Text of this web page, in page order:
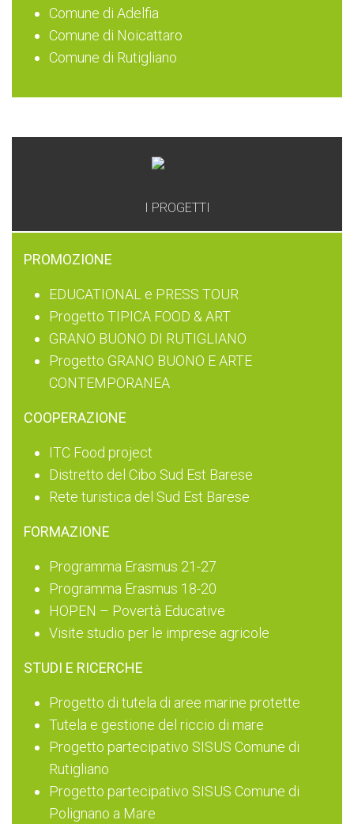
Comune di Adelfia
Comune di Noicattaro
Comune di Rutigliano
I PROGETTI
PROMOZIONE
EDUCATIONAL e PRESS TOUR
Progetto TIPICA FOOD & ART
GRANO BUONO DI RUTIGLIANO
Progetto GRANO BUONO E ARTE
CONTEMPORANEA
COOPERAZIONE
ITC Food project
Distretto del Cibo Sud Est Barese
Rete turistica del Sud Est Barese
FORMAZIONE
Programma Erasmus 21-27
Programma Erasmus 18-20
HOPEN – Povertà Educative
Visite studio per le imprese agricole
STUDI E RICERCHE
Progetto di tutela di aree marine protette
Tutela e gestione del riccio di mare
Progetto partecipativo SISUS Comune di
Rutigliano
Progetto partecipativo SISUS Comune di
Polignano a Mare